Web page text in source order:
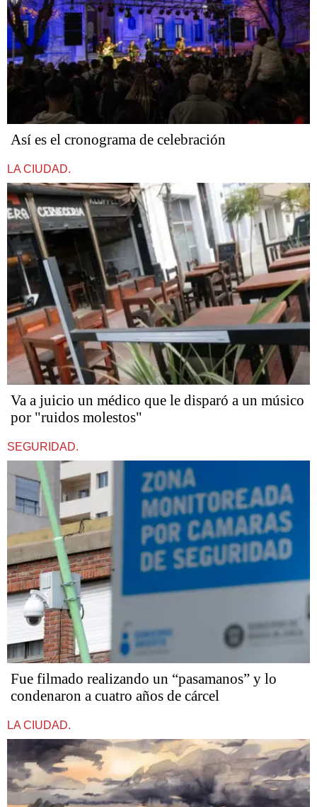
Así es el cronograma de celebración
LA CIUDAD.
Va a juicio un médico que le disparó a un músico
por "ruidos molestos"
SEGURIDAD.
Fue filmado realizando un “pasamanos” y lo
condenaron a cuatro años de cárcel
LA CIUDAD.